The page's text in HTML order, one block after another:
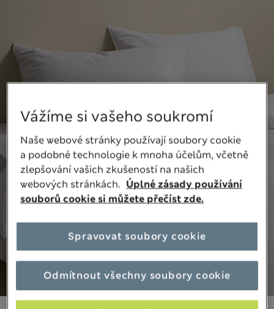
Vážíme si vašeho soukromí
Naše webové stránky používají soubory cookie
a podobné technologie k mnoha účelům, včetně
zlepšování vašich zkušeností na našich
webových stránkách. Úplné zásady používání
souborů cookie si můžete přečíst zde.
Odmítnout všechny soubory cookie
Spravovat soubory cookie